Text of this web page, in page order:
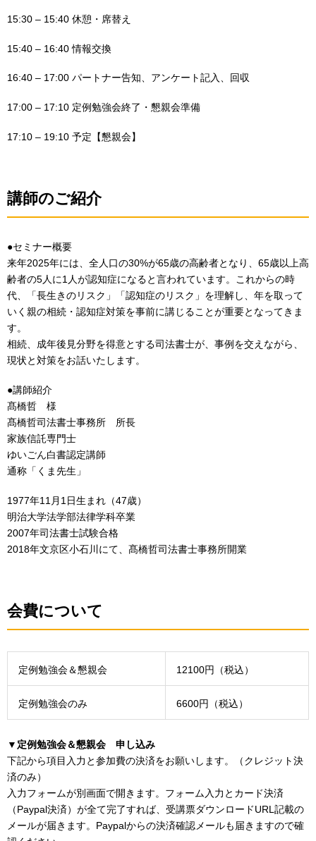
15:30 – 15:40 休憩・席替え
15:40 – 16:40 情報交換
16:40 – 17:00 パートナー告知、アンケート記入、回収
17:00 – 17:10 定例勉強会終了・懇親会準備
17:10 – 19:10 予定【懇親会】
講師のご紹介
●セミナー概要
来年2025年には、全人口の30%が65歳の高齢者となり、65歳以上高
齢者の5人に1人が認知症になると言われています。これからの時
代、「長生きのリスク」「認知症のリスク」を理解し、年を取って
いく親の相続・認知症対策を事前に講じることが重要となってきま
す。
相続、成年後見分野を得意とする司法書士が、事例を交えながら、
現状と対策をお話いたします。
●講師紹介
髙橋哲 様
髙橋哲司法書士事務所 所長
家族信託専門士
ゆいごん白書認定講師
通称「くま先生」
1977年11月1日生まれ（47歳）
明治大学法学部法律学科卒業
2007年司法書士試験合格
2018年文京区小石川にて、髙橋哲司法書士事務所開業
会費について
定例勉強会＆懇親会 12100円（税込）
定例勉強会のみ 6600円（税込）
▼定例勉強会＆懇親会 申し込み
下記から項目入力と参加費の決済をお願いします。（クレジット決
済のみ）
入力フォームが別画面で開きます。フォーム入力とカード決済
（Paypal決済）が全て完了すれば、受講票ダウンロードURL記載の
メールが届きます。Paypalからの決済確認メールも届きますので確